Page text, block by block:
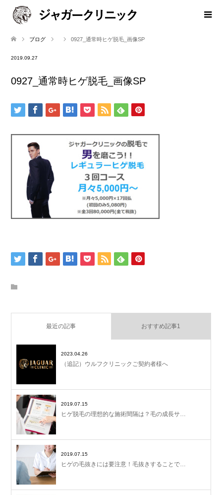
ブログ 0927_通常時ヒゲ脱毛_画像SP
2019.09.27
0927_通常時ヒゲ脱毛_画像SP
最近の記事 おすすめ記事1
2023.04.26
（追記）ウルフクリニックご契約者様へ
2019.07.15
ヒゲ脱毛の理想的な施術間隔は？毛の成長サ…
2019.07.15
ヒゲの毛抜きには要注意！毛抜きすることで…